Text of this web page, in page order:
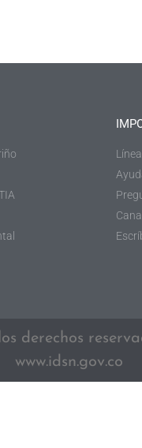
derechos
www.idsn.gov.co